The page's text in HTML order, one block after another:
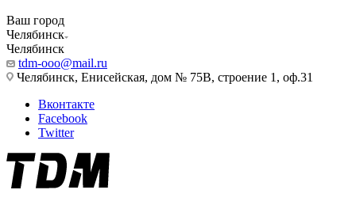
Ваш город
Челябинск
Челябинск
tdm-ooo@mail.ru
Челябинск, Енисейская, дом № 75В, строение 1, оф.31
Вконтакте
Facebook
Twitter